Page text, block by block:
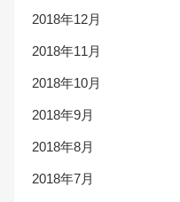
2018年12月
2018年11月
2018年10月
2018年9月
2018年8月
2018年7月